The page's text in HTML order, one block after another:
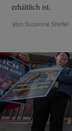
erhältlich ist.
Von Susanne Stiefel